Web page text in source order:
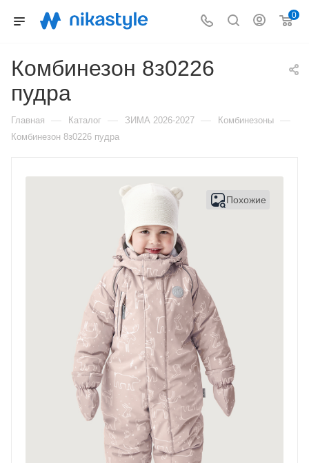
0
Комбинезон 8з0226
пудра
Главная — Каталог — ЗИМА 2026-2027 — Комбинезоны —
Комбинезон 8з0226 пудра
Похожие